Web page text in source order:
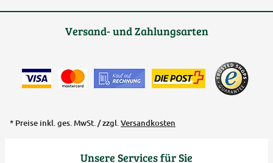
Unsere Services für Sie
Versand- und Zahlungsarten
* Preise inkl. ges. MwSt. / zzgl.Versandkosten